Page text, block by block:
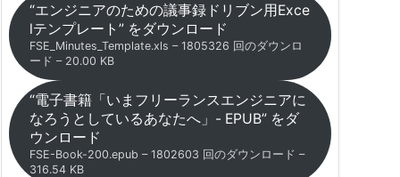
“エンジニアのための議事録ドリブン用Exce
lテンプレート” をダウンロード
FSE_Minutes_Template.xls – 1805326 回のダウンロ
ード – 20.00 KB
“電子書籍「いまフリーランスエンジニアに
なろうとしているあなたへ」- EPUB” をダ
ウンロード
FSE-Book-200.epub – 1802603 回のダウンロード –
316.54 KB